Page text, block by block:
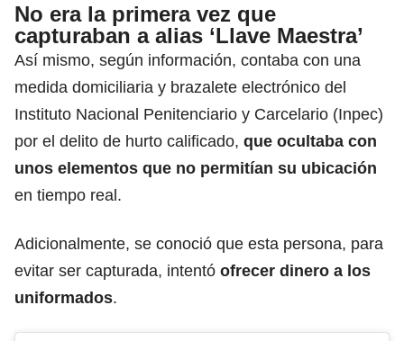
No era la primera vez que
capturaban a alias ‘Llave Maestra’
Así mismo, según información, contaba con una
medida domiciliaria y brazalete electrónico del
Instituto Nacional Penitenciario y Carcelario (Inpec)
por el delito de hurto calificado, que ocultaba con
unos elementos que no permitían su ubicación
en tiempo real.
Adicionalmente, se conoció que esta persona, para
evitar ser capturada, intentó ofrecer dinero a los
uniformados.